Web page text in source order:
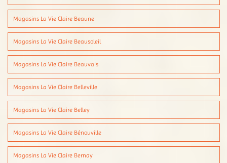
Magasins La Vie Claire Beaune
Magasins La Vie Claire Beausoleil
Magasins La Vie Claire Beauvais
Magasins La Vie Claire Belleville
Magasins La Vie Claire Belley
Magasins La Vie Claire Bénouville
Magasins La Vie Claire Bernay